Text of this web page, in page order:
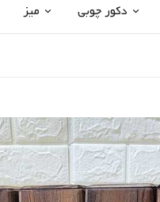
دکور چوبی میز